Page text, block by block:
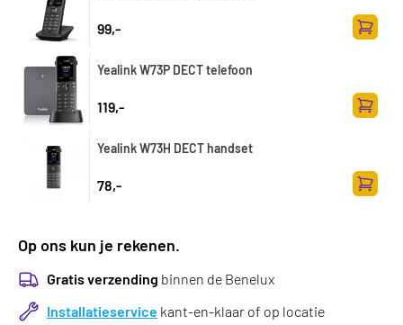
99,-
Yealink W73P DECT telefoon
119,-
Yealink W73H DECT handset
78,-
Op ons kun je rekenen.
Gratis verzending binnen de Benelux
Installatieservice kant-en-klaar of op locatie